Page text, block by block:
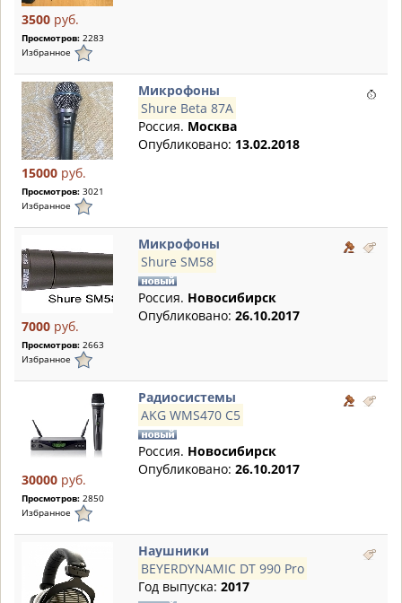
3500 руб.
Просмотров: 2283
Избранное
15000 руб.
Просмотров: 3021
Избранное
Микрофоны
Shure Beta 87A
Россия. Москва
Опубликовано: 13.02.2018
7000 руб.
Просмотров: 2663
Избранное
Микрофоны
Shure SM58
Россия. Новосибирск
Опубликовано: 26.10.2017
30000 руб.
Просмотров: 2850
Избранное
Радиосистемы
AKG WMS470 C5
Россия. Новосибирск
Опубликовано: 26.10.2017
Наушники
BEYERDYNAMIC DT 990 Pro
Год выпуска: 2017